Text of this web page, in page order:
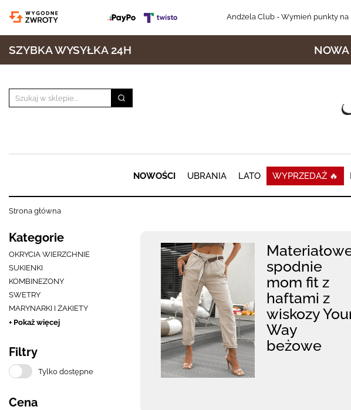
Andżela Club- Wymień punkty na
SZYBKA WYSYŁKA 24H
NOWOŚCI UBRANIA LATO WYPRZEDAŻ 🔥
Strona główna
Kategorie
OKRYCIA WIERZCHNIE
SUKIENKI
KOMBINEZONY
SWETRY
MARYNARKI I ŻAKIETY
+ Pokaż więcej
Filtry
Tylko dostępne
Cena
spodnie
mom fit z
haftami z
wiskozy
Way
beżowe